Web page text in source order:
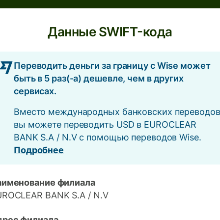
Данные SWIFT-кода
Переводить деньги за границу с Wise может
быть в 5 раз(-а) дешевле, чем в других
сервисах.
Вместо международных банковских переводов
вы можете переводить USD в EUROCLEAR
BANK S.A / N.V с помощью переводов Wise.
Подробнее
филиала
BANK S.A / N.V